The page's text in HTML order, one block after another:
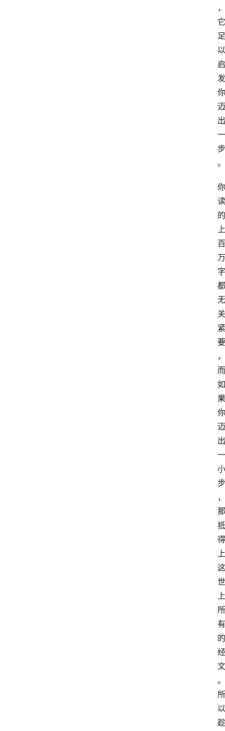
，
它
足
以
启
发
你
迈
出
一
步
。
你
读
的
上
百
万
字
都
无
关
紧
要
，
而
如
果
你
迈
出
一
小
步
，
那
抵
得
上
这
世
上
所
有
的
经
文
。
所
以
趁